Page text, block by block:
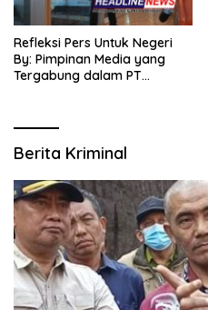
Refleksi Pers Untuk Negeri
By: Pimpinan Media yang
Tergabung dalam PT
Berita Kriminal